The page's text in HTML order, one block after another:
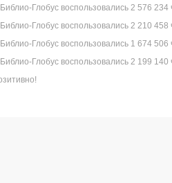
Глобус воспользовались 2 576 234
Глобус воспользовались 2 210 458
Глобус воспользовались 1 674 506
Глобус воспользовались 2 199 140